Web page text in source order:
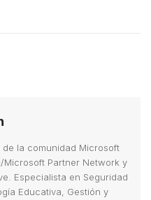
de la comunidad Microsoft
Microsoft Partner Network y
Especialista en Seguridad
Educativa, Gestión y